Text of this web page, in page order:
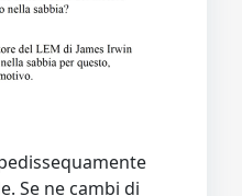
Se ne cambi di